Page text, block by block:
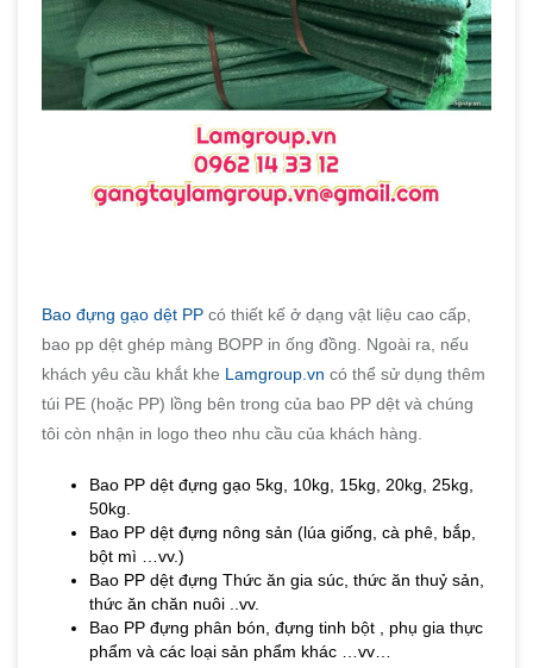
Bao đựng gạo dệt PP có thiết kế ở dạng vật liệu cao cấp,
bao pp dệt ghép màng BOPP in ống đồng. Ngoài ra, nếu
khách yêu cầu khắt khe Lamgroup.vn có thể sử dụng thêm
túi PE (hoặc PP) lồng bên trong của bao PP dệt và chúng
tôi còn nhận in logo theo nhu cầu của khách hàng.
Bao PP dệt đựng gạo 5kg, 10kg, 15kg, 20kg, 25kg,
50kg.
Bao PP dệt đựng nông sản (lúa giống, cà phê, bắp,
bột mì …vv.)
Bao PP dệt đựng Thức ăn gia súc, thức ăn thuỷ sản,
thức ăn chăn nuôi ..vv.
Bao PP đựng phân bón, đựng tinh bột , phụ gia thực
phẩm và các loại sản phẩm khác …vv…